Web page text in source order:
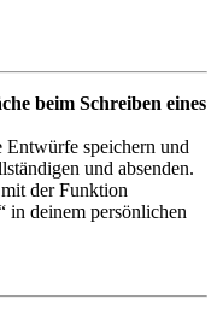
beim Schreiben eines
Entwürfe speichern und
und absenden.
der Funktion
in deinem persönlichen